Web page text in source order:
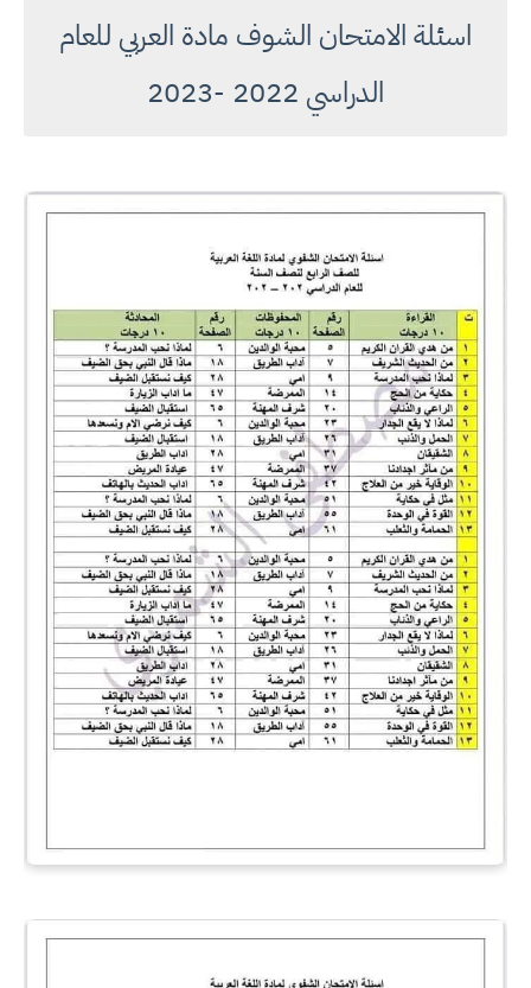
اسئلة الامتحان الشوف مادة العربي للعام
الدراسي 2022 -2023